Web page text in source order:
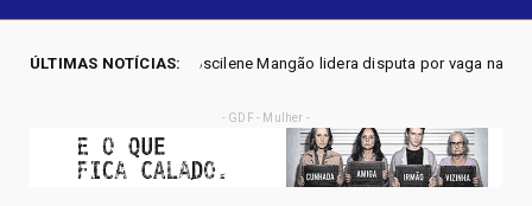
ÚLTIMAS NOTÍCIAS:
Mangão lidera disputa por vaga na Alego em Novo Gama, aponta
- GDF - Mulher -